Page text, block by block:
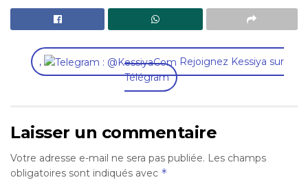
,
Rejoignez Kessiya sur
Télégram
Laisser un commentaire
Votre adresse e-mail ne sera pas publiée. Les champs
obligatoires sont indiqués avec *